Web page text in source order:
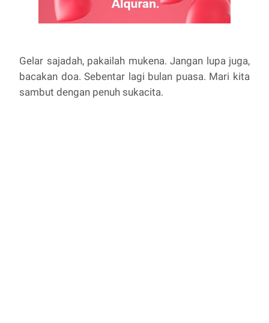
Gelar sajadah, pakailah mukena. Jangan lupa juga,
bacakan doa. Sebentar lagi bulan puasa. Mari kita
sambut dengan penuh sukacita.